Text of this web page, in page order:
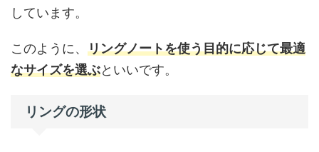
しています。
このように、 リングノートを使う目的に応じて最適
なサイズを選ぶといいです。
リングの形状